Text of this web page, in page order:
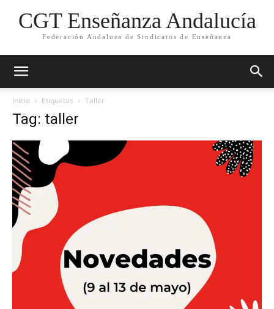
CGT Enseñanza Andalucía
Federación Andaluza de Sindicatos de Enseñanza
Inicio Etiquetas Taller
Tag: taller